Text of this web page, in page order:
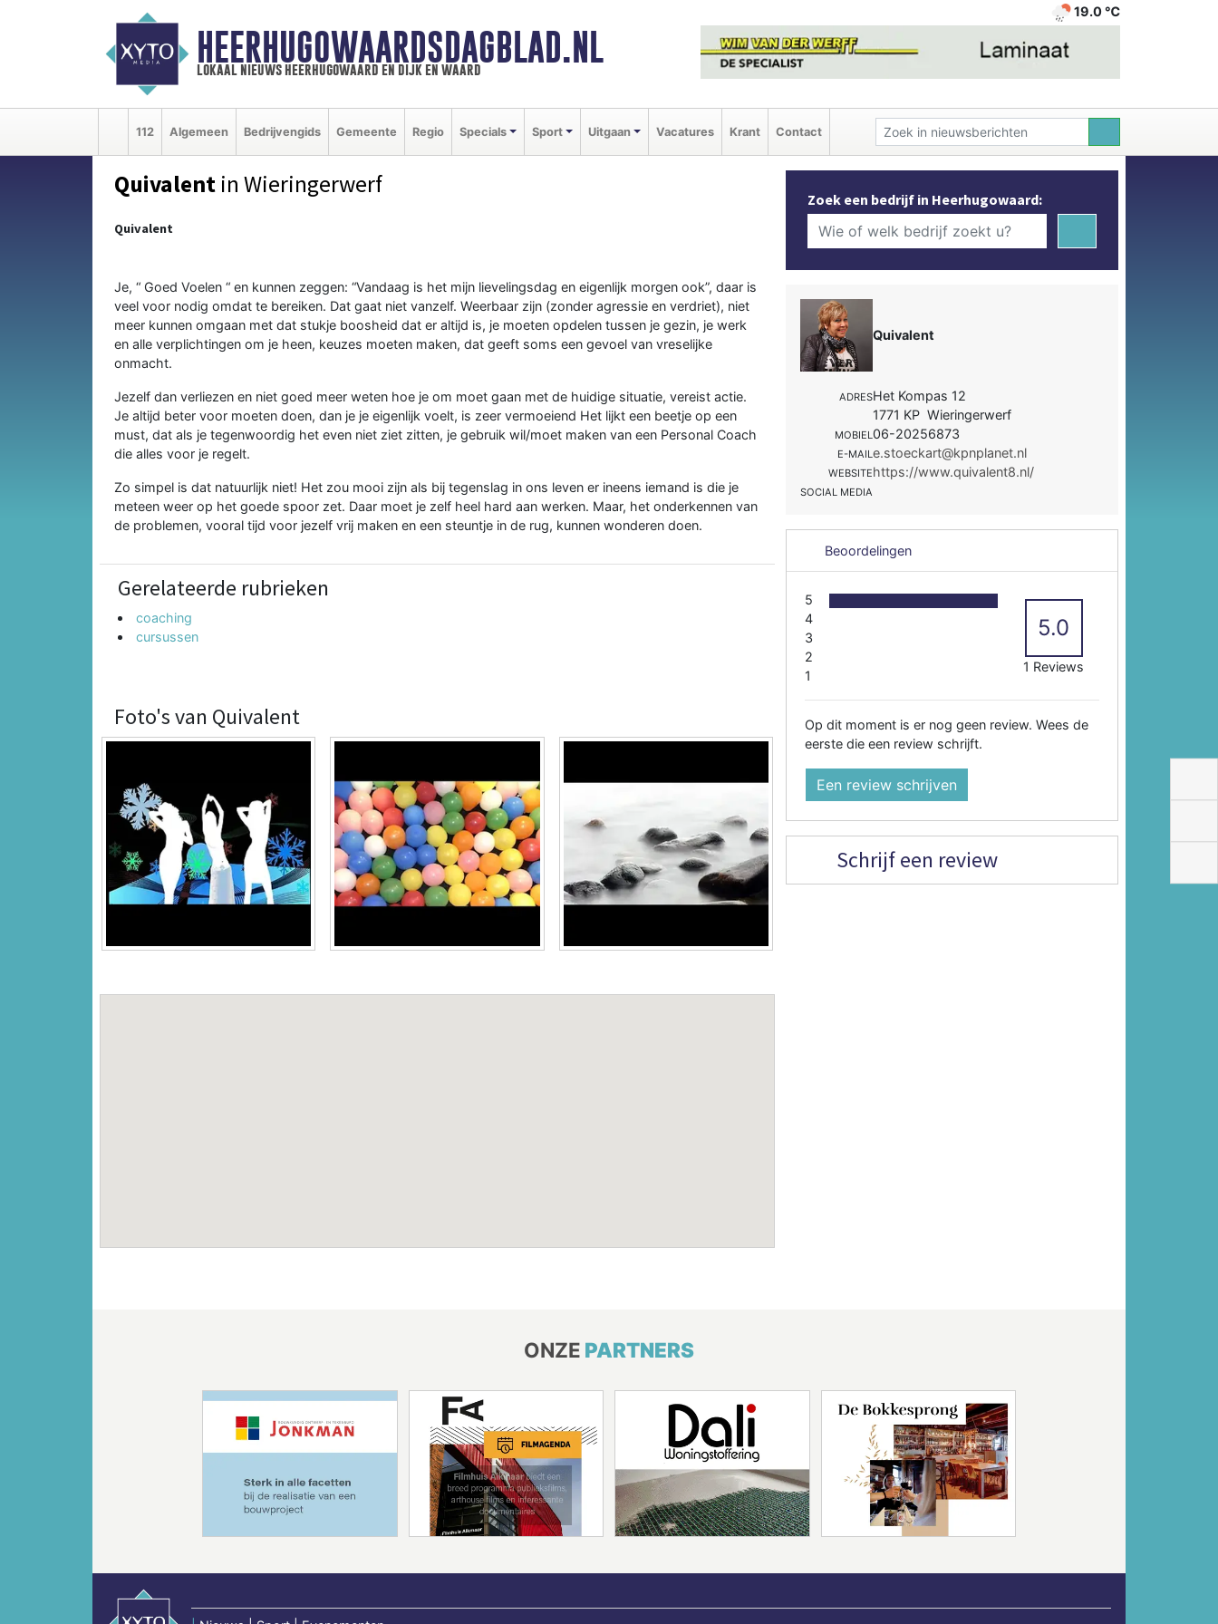
HEERHUGOWAARDSDAGBLAD.NL
lokaal nieuws heerhugowaard en dijk en waard
19.0 ℃
112 Algemeen Bedrijvengids Gemeente Regio Specials Sport Uitgaan Vacatures Krant Contact
Quivalent in Wieringerwerf
Quivalent
Je, “ Goed Voelen “ en kunnen zeggen: “Vandaag is het mijn lievelingsdag en eigenlijk morgen ook”, daar is
veel voor nodig omdat te bereiken. Dat gaat niet vanzelf. Weerbaar zijn (zonder agressie en verdriet), niet
meer kunnen omgaan met dat stukje boosheid dat er altijd is, je moeten opdelen tussen je gezin, je werk
en alle verplichtingen om je heen, keuzes moeten maken, dat geeft soms een gevoel van vreselijke
onmacht.
Jezelf dan verliezen en niet goed meer weten hoe je om moet gaan met de huidige situatie, vereist actie.
Je altijd beter voor moeten doen, dan je je eigenlijk voelt, is zeer vermoeiend Het lijkt een beetje op een
must, dat als je tegenwoordig het even niet ziet zitten, je gebruik wil/moet maken van een Personal Coach
die alles voor je regelt.
Zo simpel is dat natuurlijk niet! Het zou mooi zijn als bij tegenslag in ons leven er ineens iemand is die je
meteen weer op het goede spoor zet. Daar moet je zelf heel hard aan werken. Maar, het onderkennen van
de problemen, vooral tijd voor jezelf vrij maken en een steuntje in de rug, kunnen wonderen doen.
Gerelateerde rubrieken
coaching
cursussen
Foto's van Quivalent
Zoek een bedrijf in Heerhugowaard:
Quivalent
ADRESHet Kompas 12
1771 KP Wieringerwerf
MOBIEL06-20256873
E-MAILe.stoeckart@kpnplanet.nl
WEBSITEhttps://www.quivalent8.nl/
SOCIAL MEDIA
Beoordelingen
5
4
3
2
1
5.0
1 Reviews
Op dit moment is er nog geen review. Wees de
eerste die een review schrijft.
Een review schrijven
Schrijf een review
ONZE PARTNERS